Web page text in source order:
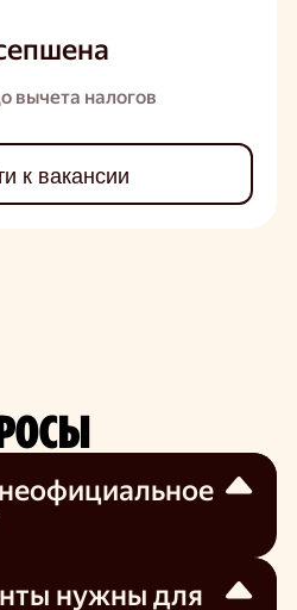
вычета налогов
к вакансии
по ТК РФ.нужны для